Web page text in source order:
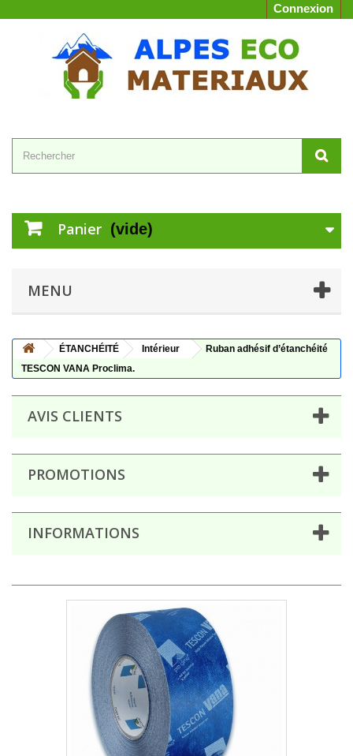
Connexion
Panier (vide)
MENU
ÉTANCHÉITÉ Intérieur
Ruban adhésif d’étanchéité
TESCON VANA Proclima.
AVIS CLIENTS
PROMOTIONS
INFORMATIONS